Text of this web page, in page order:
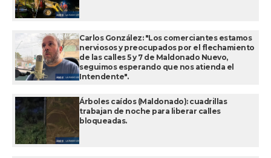
Carlos González: "Los comerciantes estamos
nerviosos y preocupados por el flechamiento
de las calles 5 y 7 de Maldonado Nuevo,
seguimos esperando que nos atienda el
Intendente".
Árboles caídos (Maldonado): cuadrillas
trabajan de noche para liberar calles
bloqueadas.